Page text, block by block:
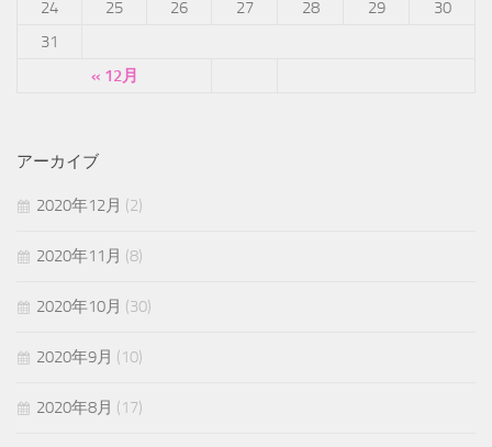
« 12月
24 25 26 27 28 29
30
31
アーカイブ
2020年12月 (2)
2020年11月 (8)
2020年10月 (30)
2020年9月 (10)
2020年8月 (17)